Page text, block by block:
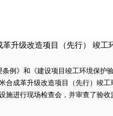
升级改造项目（先行） 竣工
例》和《建设项目竣工环境保护
合成革升级改造项目（先行）竣工
施进行现场检查会，并审查了验